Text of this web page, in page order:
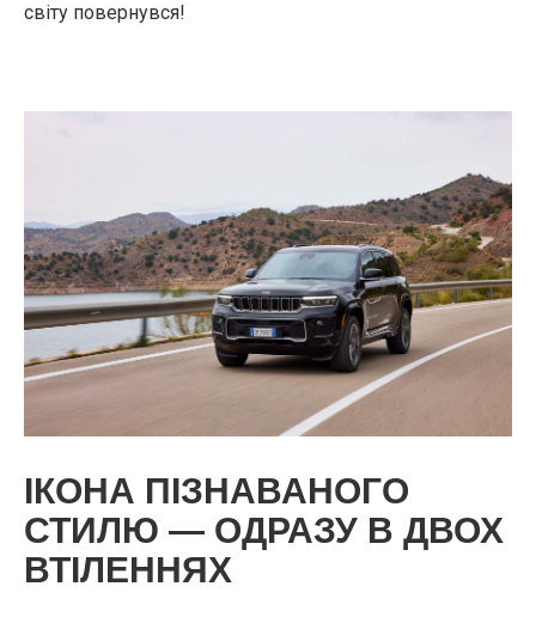
світу повернувся!
ІКОНА ПІЗНАВАНОГО
СТИЛЮ — ОДРАЗУ В ДВОХ
ВТІЛЕННЯХ